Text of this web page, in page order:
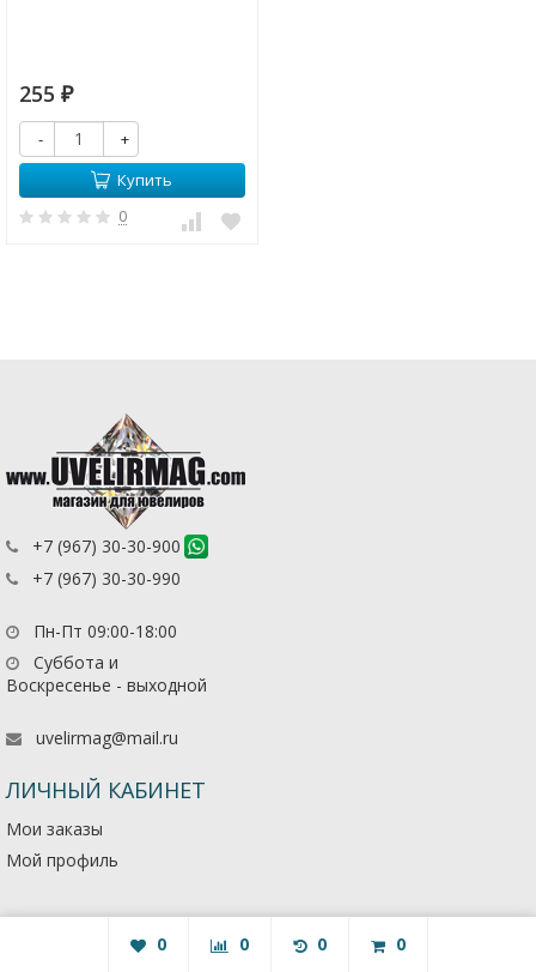
255 ₽
-
+
Купить
0
+7 (967) 30-30-900
+7 (967) 30-30-990
Пн-Пт 09:00-18:00
Суббота и
Воскресенье - выходной
uvelirmag@mail.ru
ЛИЧНЫЙ КАБИНЕТ
Мои заказы
Мой профиль
0 0 0 0